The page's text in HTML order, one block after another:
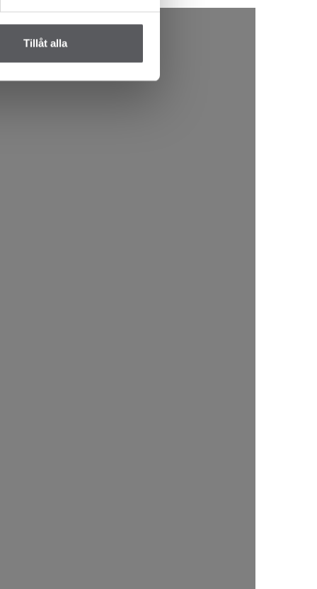
Tillåt alla